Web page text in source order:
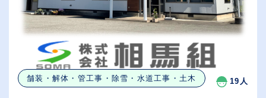
舗装・解体・管工事・除雪・水道工事・土木 19人